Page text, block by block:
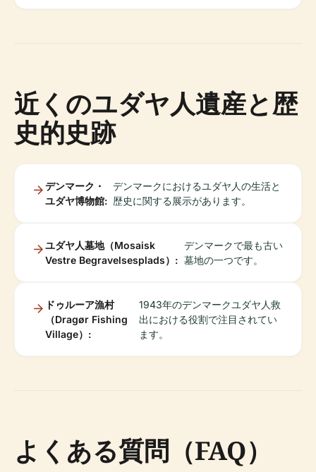
近くのユダヤ人遺産と歴
史的史跡
デンマーク・
ユダヤ博物館:
デンマークにおけるユダヤ人の生活と
歴史に関する展示があります。
ユダヤ人墓地（Mosaisk
Vestre Begravelsesplads）:
デンマークで最も古い
墓地の一つです。
ドゥルーア漁村
（Dragør Fishing
Village）:
1943年のデンマークユダヤ人救
出における役割で注目されてい
ます。
よくある質問（FAQ）